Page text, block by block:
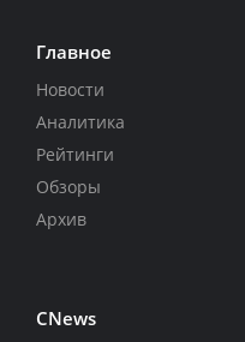
Главное
Новости
Аналитика
Рейтинги
Обзоры
Архив
CNews